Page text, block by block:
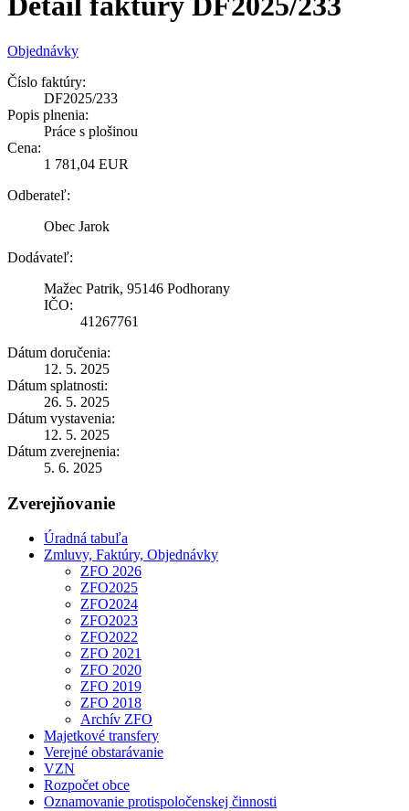
Objednávky
Číslo faktúry:
DF2025/233
Popis plnenia:
Práce s plošinou
Cena:
1 781,04 EUR
Odberateľ:
Obec Jarok
Dodávateľ:
Mažec Patrik, 95146 Podhorany
IČO:
41267761
Dátum doručenia:
12. 5. 2025
Dátum splatnosti:
26. 5. 2025
Dátum vystavenia:
12. 5. 2025
Dátum zverejnenia:
5. 6. 2025
Zverejňovanie
Úradná tabuľa
Zmluvy, Faktúry, Objednávky
ZFO 2026
ZFO2025
ZFO2024
ZFO2023
ZFO2022
ZFO 2021
ZFO 2020
ZFO 2019
ZFO 2018
Archív ZFO
Majetkové transfery
Verejné obstarávanie
VZN
Rozpočet obce
Oznamovanie protispoločenskej činnosti